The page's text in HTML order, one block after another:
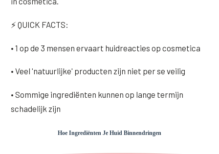
Handen
Rimpels
Sculptra (collageen aanmaak)
Silhouette Soft
Atletisch verouderings profiel
Digitale Nek Profiel
⚡ QUICK FACTS:
• 1 op de 3 mensen ervaart huidreacties op cosmetica
• Veel 'natuurlijke' producten zijn niet per se veilig
• Sommige ingrediënten kunnen op lange termijn
schadelijk zijn